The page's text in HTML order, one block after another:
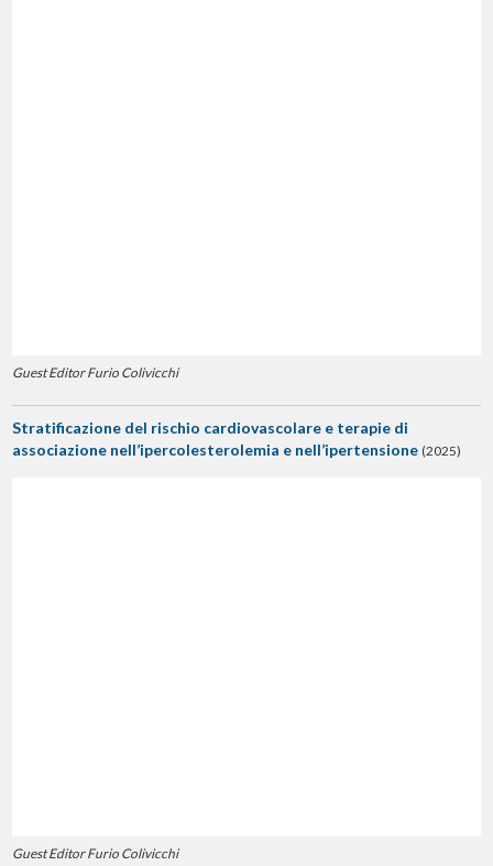
Guest Editor Furio Colivicchi
Stratificazione del rischio cardiovascolare e terapie di
associazione nell’ipercolesterolemia e nell’ipertensione (2025)
Guest Editor Furio Colivicchi